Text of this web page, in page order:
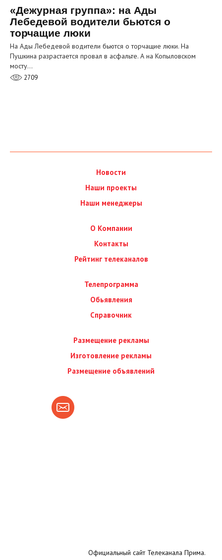
«Дежурная группа»: на Ады
Лебедевой водители бьются о
торчащие люки
На Ады Лебедевой водители бьются о торчащие люки. На
Пушкина разрастается провал в асфальте. А на Копыловском
мосту…
2709
Новости
Наши проекты
Наши менеджеры
О Компании
Контакты
Рейтинг телеканалов
Телепрограмма
Обьявления
Справочник
Размещение рекламы
Изготовление рекламы
Размещение объявлений
Официальный сайт Телеканала Прима.